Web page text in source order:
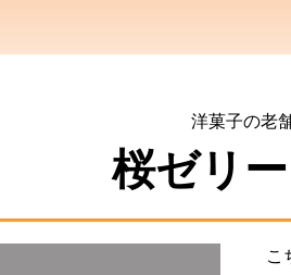
洋菓子の老
桜ゼリ
こ